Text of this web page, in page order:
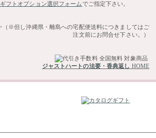
ギフトオプション選択フォームでご指定下さい。
ジャストハートの法要・香典返し HOME